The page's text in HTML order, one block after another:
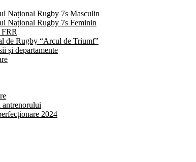
Național Rugby 7s Masculin
Național Rugby 7s Feminin
de Rugby “Arcul de Triumf”
și departamente
antrenorului
2024